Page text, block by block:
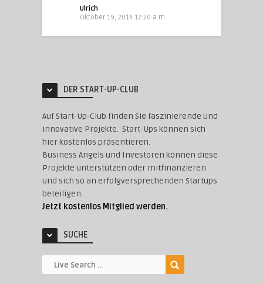
Ulrich
Oktober 19, 2014 12:20 a.m.
DER START-UP-CLUB
Auf Start-Up-Club finden Sie faszinierende und
innovative Projekte. Start-Ups können sich
hier kostenlos präsentieren.
Business Angels und Investoren können diese
Projekte unterstützen oder mitfinanzieren
und sich so an erfolgversprechenden Startups
beteiligen.
Jetzt kostenlos Mitglied werden.
SUCHE